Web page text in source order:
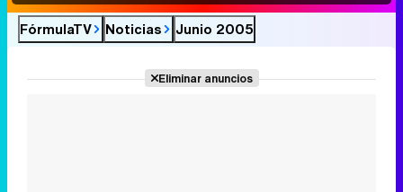
FórmulaTV Noticias Junio 2005
Eliminar anuncios